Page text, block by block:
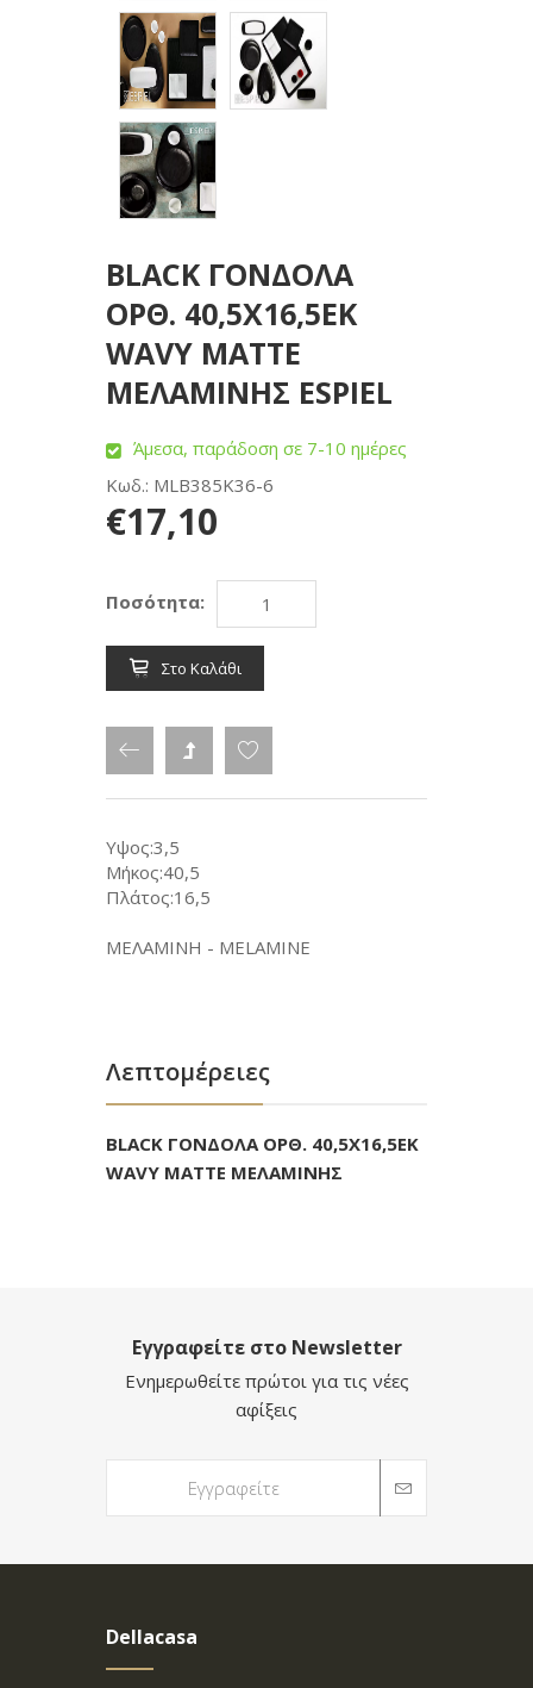
BLACK ΓΟΝΔΟΛΑ
ΟΡΘ. 40,5Χ16,5ΕΚ
WAVY MATTE
ΜΕΛΑΜΙΝΗΣ ESPIEL
Άμεσα, παράδοση σε 7-10 ημέρες
Κωδ.: MLB385K36-6
€17,10
Ποσότητα:
Στο Καλάθι
Υψος:3,5
Μήκος:40,5
Πλάτος:16,5
ΜΕΛΑΜΙΝΗ - MELAMINE
Λεπτομέρειες
BLACK ΓΟΝΔΟΛΑ ΟΡΘ. 40,5Χ16,5ΕΚ
WAVY MATTE ΜΕΛΑΜΙΝΗΣ
Εγγραφείτε στο Newsletter
Ενημερωθείτε πρώτοι για τις νέες
αφίξεις
Dellacasa